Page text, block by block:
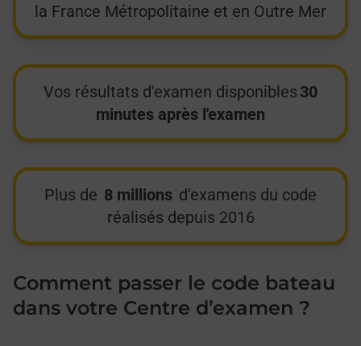
la France Métropolitaine et en Outre Mer
Vos résultats d'examen disponibles 30
minutes après l'examen
Plus de 8 millions d'examens du code
réalisés depuis 2016
Comment passer le code bateau
dans votre Centre d’examen ?